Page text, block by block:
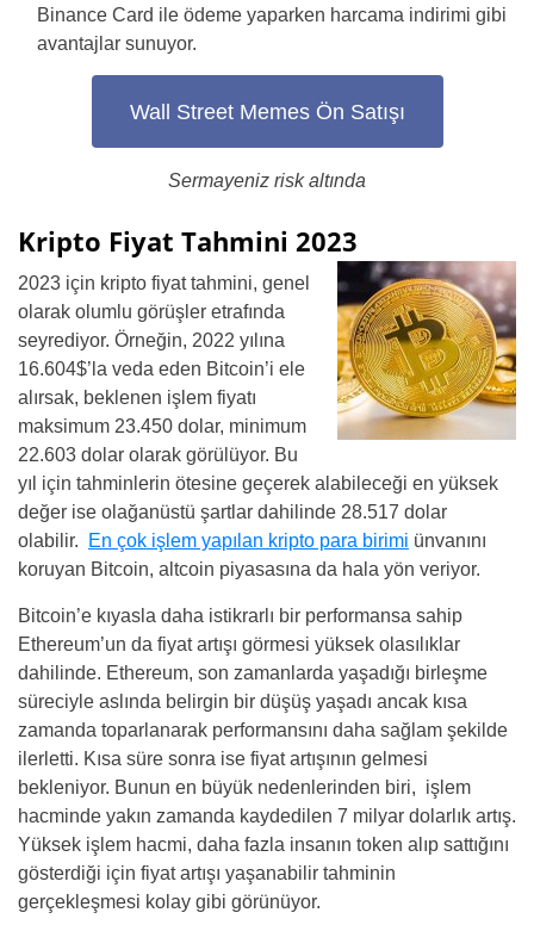
Binance Card ile ödeme yaparken harcama indirimi gibi
avantajlar sunuyor.
Wall Street Memes Ön Satışı
Sermayeniz risk altında
Kripto Fiyat Tahmini 2023
2023 için kripto fiyat tahmini, genel
olarak olumlu görüşler etrafında
seyrediyor. Örneğin, 2022 yılına
16.604$’la veda eden Bitcoin’i ele
alırsak, beklenen işlem fiyatı
maksimum 23.450 dolar, minimum
22.603 dolar olarak görülüyor. Bu
yıl için tahminlerin ötesine geçerek alabileceği en yüksek
değer ise olağanüstü şartlar dahilinde 28.517 dolar
olabilir.
En çok işlem yapılan kripto para birimi ünvanını
koruyan Bitcoin, altcoin piyasasına da hala yön veriyor.
Bitcoin’e kıyasla daha istikrarlı bir performansa sahip
Ethereum’un da fiyat artışı görmesi yüksek olasılıklar
dahilinde. Ethereum, son zamanlarda yaşadığı birleşme
süreciyle aslında belirgin bir düşüş yaşadı ancak kısa
zamanda toparlanarak performansını daha sağlam şekilde
ilerletti. Kısa süre sonra ise fiyat artışının gelmesi
bekleniyor. Bunun en büyük nedenlerinden biri, işlem
hacminde yakın zamanda kaydedilen 7 milyar dolarlık artış.
Yüksek işlem hacmi, daha fazla insanın token alıp sattığını
gösterdiği için fiyat artışı yaşanabilir tahminin
gerçekleşmesi kolay gibi görünüyor.